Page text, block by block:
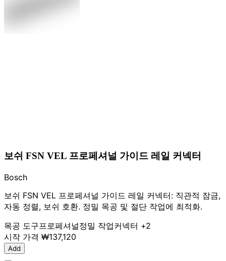
보쉬 FSN VEL 프로페셔널 가이드 레일 커넥터
Bosch
보쉬 FSN VEL 프로페셔널 가이드 레일 커넥터: 직관적 잠금,
자동 정렬, 보쉬 호환. 정밀 목공 및 절단 작업에 최적화.
목공 도구프로페셔널정밀 작업커넥터 +2
시작 가격 ₩137,120
Add